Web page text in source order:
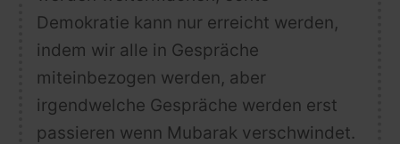
Demokratie kann nur erreicht werden,
indem wir alle in Gespräche
miteinbezogen werden, aber
irgendwelche Gespräche werden erst
passieren wenn Mubarak verschwindet.